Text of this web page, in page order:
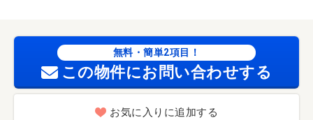
で３２１ｍ／サンキュードラッグ筒井町店（ドラッグスト
ア）まで２３７ｍ／エディオン八幡黒崎店（ホームセンタ
ー）まで９０３ｍ
無料・簡単2項目！
この物件にお問い合わせする
お気に入りに追加する